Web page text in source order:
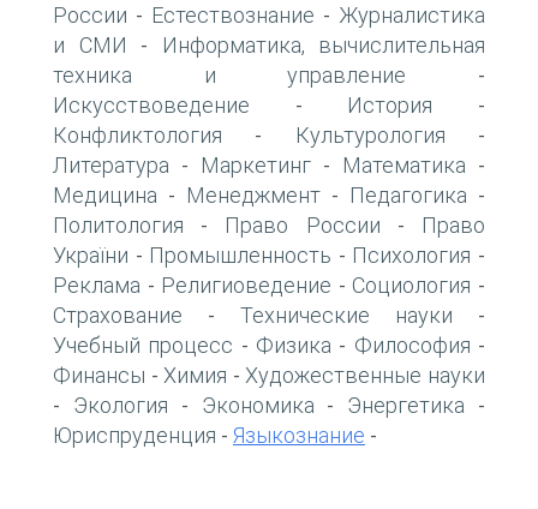
России - Естествознание - Журналистика
и СМИ -
Информатика, вычислительная
техника и управление -
Искусствоведение - История -
Конфликтология - Культурология -
Литература - Маркетинг - Математика -
Медицина - Менеджмент - Педагогика -
Политология - Право России -
Право
України - Промышленность - Психология -
Реклама - Религиоведение - Социология -
Страхование - Технические науки -
Учебный процесс - Физика - Философия -
Финансы - Химия - Художественные науки
- Экология - Экономика - Энергетика -
Юриспруденция - Языкознание -